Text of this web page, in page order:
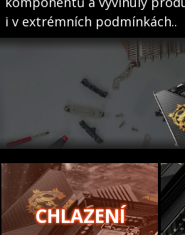
i v extrémních podmínkách..
CHLAZENÍ